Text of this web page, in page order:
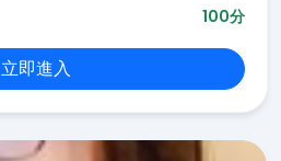
100分
立即進入